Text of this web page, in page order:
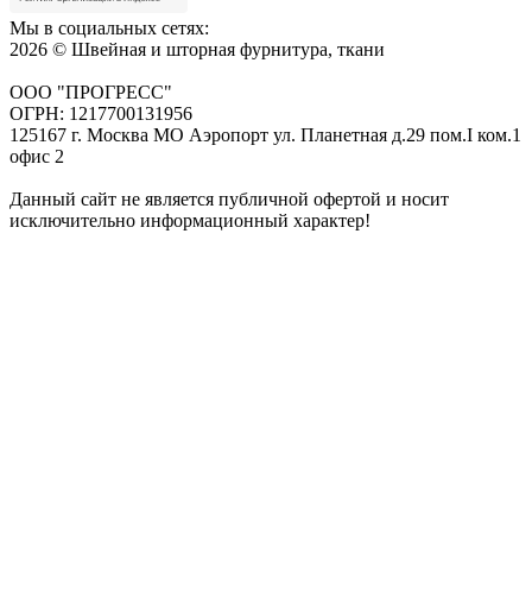
Мы в социальных сетях:
2026 © Швейная и шторная фурнитура, ткани
ООО "ПРОГРЕСС"
ОГРН: 1217700131956
125167 г. Москва МО Аэропорт ул. Планетная д.29 пом.I ком.1
офис 2
Данный сайт не является публичной офертой и носит
исключительно информационный характер!